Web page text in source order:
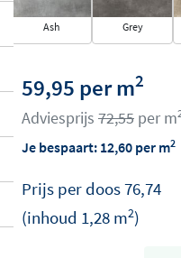
Ash Grey
59,95 per m2
Adviesprijs 72,55 per m
Je bespaart: 12,60 per m2
Prijs per doos76,74
(inhoud 1,28 m2)